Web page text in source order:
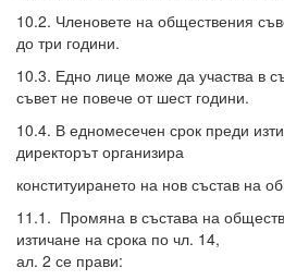
10.2. Членовете на обществения
до три години.
10.3. Едно лице може да участва в
съвет не повече от шест години.
10.4. В едномесечен срок преди
директорът организира
конституирането на нов състав на
11.1. Промяна в състава на
изтичане на срока по чл. 14,
ал. 2 се прави: